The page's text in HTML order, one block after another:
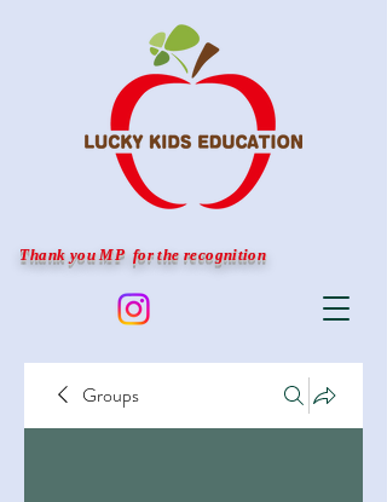
Thank you MP for the recognition
Groups